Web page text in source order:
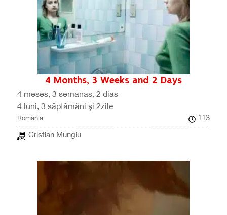
4 Months, 3 Weeks and 2 Days
4 meses, 3 semanas, 2 días
4 luni, 3 săptămâni și 2zile
Romania
113
Cristian Mungiu